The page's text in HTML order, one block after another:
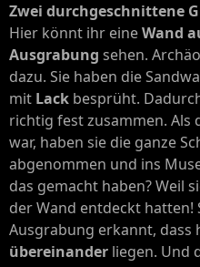
Zwei durchgeschnittene
Hier könnt ihr eineWand
Ausgrabung sehen.
dazu. Sie haben die
mit Lack besprüht.
richtig fest zusammen. Als
war, haben sie die ganze
abgenommen und ins
das gemacht haben? Weil
der Wand entdeckt hatten!
Ausgrabung erkannt, dass
übereinander liegen. Und